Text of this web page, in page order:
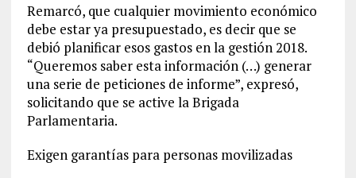
Remarcó, que cualquier movimiento económico
debe estar ya presupuestado, es decir que se
debió planificar esos gastos en la gestión 2018.
“Queremos saber esta información (…) generar
una serie de peticiones de informe”, expresó,
solicitando que se active la Brigada
Parlamentaria.
Exigen garantías para personas movilizadas